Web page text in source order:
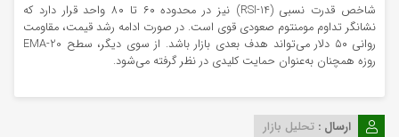
شاخص قدرت نسبی (RSI-14) نیز در محدوده ۶۰ تا ۸۰ واحد قرار دارد که
نشانگر تداوم مومنتوم صعودی قوی است. در صورت ادامه رشد قیمت، مقاومت
روانی ۵۰ دلار می‌تواند هدف بعدی بازار باشد. از سوی دیگر، سطح EMA-20
روزه همچنان به‌عنوان حمایت کلیدی در نظر گرفته می‌شود.
ارسال : تحلیل بازار